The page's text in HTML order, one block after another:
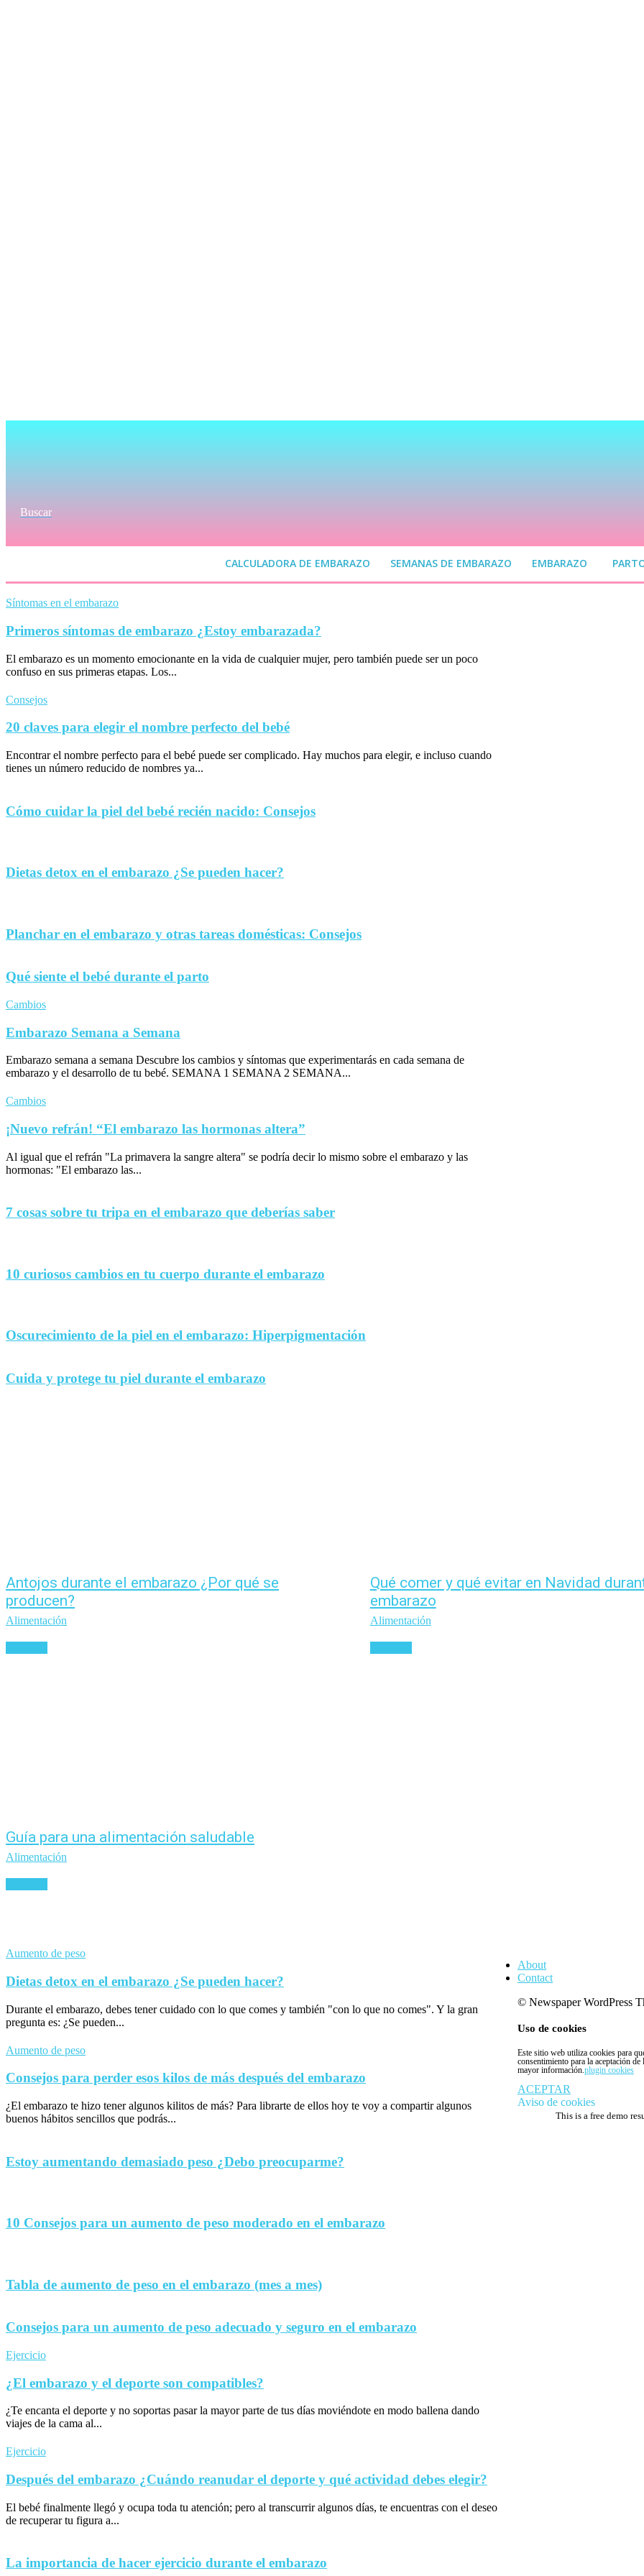
Buscar
CALCULADORA DE EMBARAZO SEMANAS DE EMBARAZO EMBARAZO
Síntomas en el embarazo
Primeros síntomas de embarazo ¿Estoy embarazada?
El embarazo es un momento emocionante en la vida de cualquier mujer, pero también puede ser un poco
confuso en sus primeras etapas. Los...
Consejos
20 claves para elegir el nombre perfecto del bebé
Encontrar el nombre perfecto para el bebé puede ser complicado. Hay muchos para elegir, e incluso cuando
tienes un número reducido de nombres ya...
Cómo cuidar la piel del bebé recién nacido: Consejos
Dietas detox en el embarazo ¿Se pueden hacer?
Planchar en el embarazo y otras tareas domésticas: Consejos
Qué siente el bebé durante el parto
Cambios
Embarazo Semana a Semana
Embarazo semana a semana Descubre los cambios y síntomas que experimentarás en cada semana de
embarazo y el desarrollo de tu bebé. SEMANA 1 SEMANA 2 SEMANA...
Cambios
¡Nuevo refrán! “El embarazo las hormonas altera”
Al igual que el refrán "La primavera la sangre altera" se podría decir lo mismo sobre el embarazo y las
hormonas: "El embarazo las...
7 cosas sobre tu tripa en el embarazo que deberías saber
10 curiosos cambios en tu cuerpo durante el embarazo
Oscurecimiento de la piel en el embarazo: Hiperpigmentación
Cuida y protege tu piel durante el embarazo
Antojos durante el embarazo ¿Por qué se
producen?
Alimentación
Qué comer y qué evitar en Navidad
embarazo
Alimentación
Guía para una alimentación saludable
Alimentación
Aumento de peso
Dietas detox en el embarazo ¿Se pueden hacer?
Durante el embarazo, debes tener cuidado con lo que comes y también "con lo que no comes". Y la gran
pregunta es: ¿Se pueden...
Aumento de peso
Consejos para perder esos kilos de más después del embarazo
¿El embarazo te hizo tener algunos kilitos de más? Para librarte de ellos hoy te voy a compartir algunos
buenos hábitos sencillos que podrás...
Estoy aumentando demasiado peso ¿Debo preocuparme?
10 Consejos para un aumento de peso moderado en el embarazo
Tabla de aumento de peso en el embarazo (mes a mes)
Consejos para un aumento de peso adecuado y seguro en el embarazo
Ejercicio
¿El embarazo y el deporte son compatibles?
¿Te encanta el deporte y no soportas pasar la mayor parte de tus días moviéndote en modo ballena dando
viajes de la cama al...
Ejercicio
Después del embarazo ¿Cuándo reanudar el deporte y qué actividad debes elegir?
El bebé finalmente llegó y ocupa toda tu atención; pero al transcurrir algunos días, te encuentras con el deseo
de recuperar tu figura a...
La importancia de hacer ejercicio durante el embarazo
About
Contact
© Newspaper WordPress
Uso de cookies
Este sitio web utiliza cookies para
consentimiento para la aceptación
mayor información.plugin cookies
ACEPTAR
Aviso de cookies
This is a free demo